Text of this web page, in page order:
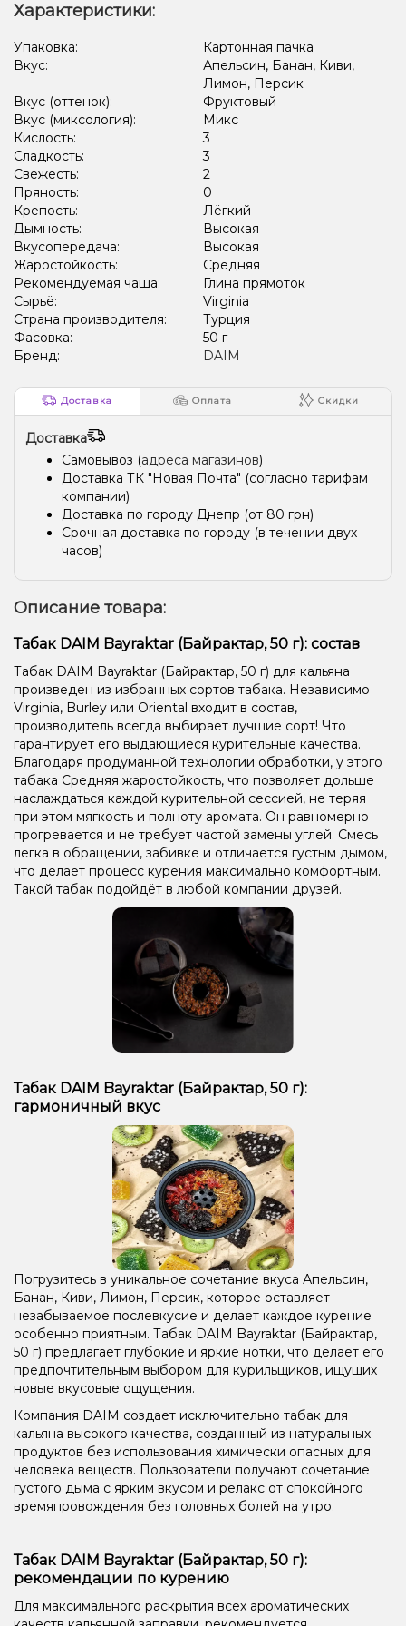
Банан, Клубника Конфеты, Мультифрукт
Мультифрукт, Ягоды Земляника, Малина, Черника/Голубика
Арбуз, Лёд/Холодок, Ягоды Кактус, Лайм, Персик
Питайя/Драконий фрукт Персик, Пряности/Специи
Лайм, Персик, Пряности/Специи
Лёд/Холодок, Маракуйя Лёд/Холодок
Пирог/Кондитерка, Шоколад Апельсин, Арбуз, Лёд/Холодок
Арбуз, Клубника, Лимон, Мята, Персик
Арбуз, Маракуйя, Мята, Персик Ананас, Банан, Лёд/Холодок
Вишня/Черешня, Лёд/Холодок Лимон, Чизкейк
Лёд/Холодок, Шоколад Кола, Лёд/Холодок
Сливки/Крем, Молоко Апельсин, Сливки/Крем
Кола, Конфеты
Слива, Лёд/Холодок Мандарин, Ягоды Мороженое
Лёд/Холодок, Мультифрукт
Лёд/Холодок, Слива Лёд/Холодок, Манго
Ананас, Манго, Мята
Жвачка (фруктовая) Дыня, Мороженое
Жвачка (фруктовая), Клубника, Малина, Мята
Лёд/Холодок, Ягоды Кола, Мята, Роза Арбуз, Манго, Персик
Виноград, Энергетик Виноград, Лёд/Холодок, Ягоды
Груша/Дюшес Клубника, Мороженое Лимонад
Виноград, Клубника Лёд/Холодок, Персик, Чай
Характеристики:
Упаковка:
Картонная пачка
Вкус:
Апельсин, Банан, Киви,
Лимон, Персик
Вкус (оттенок):
Фруктовый
Вкус (миксология):
Микс
Кислость:
3
Сладкость:
3
Свежесть:
2
Пряность:
0
Крепость:
Лёгкий
Дымность:
Высокая
Вкусопередача:
Высокая
Жаростойкость:
Средняя
Рекомендуемая чаша:
Глина прямоток
Сырьё:
Virginia
Страна производителя:
Турция
Фасовка:
50 г
Бренд:
DAIM
Доставка Оплата Скидки
Доставка
Самовывоз (адреса магазинов)
Доставка ТК "Новая Почта" (согласно тарифам
компании)
Доставка по городу Днепр (от 80 грн)
Срочная доставка по городу (в течении двух
часов)
Описание товара:
Табак DAIM Bayraktar (Байрактар, 50 г): состав
Табак DAIM Bayraktar (Байрактар, 50 г) для кальяна
произведен из избранных сортов табака. Независимо
Virginia, Burley или Oriental входит в состав,
производитель всегда выбирает лучшие сорт! Что
гарантирует его выдающиеся курительные качества.
Благодаря продуманной технологии обработки, у этого
табака Средняя жаростойкость, что позволяет дольше
наслаждаться каждой курительной сессией, не теряя
при этом мягкость и полноту аромата. Он равномерно
прогревается и не требует частой замены углей. Смесь
легка в обращении, забивке и отличается густым дымом,
что делает процесс курения максимально комфортным.
Такой табак подойдёт в любой компании друзей.
Табак DAIM Bayraktar (Байрактар, 50 г):
гармоничный вкус
Погрузитесь в уникальное сочетание вкуса Апельсин,
Банан, Киви, Лимон, Персик, которое оставляет
незабываемое послевкусие и делает каждое курение
особенно приятным. Табак DAIM Bayraktar (Байрактар,
50 г) предлагает глубокие и яркие нотки, что делает его
предпочтительным выбором для курильщиков, ищущих
новые вкусовые ощущения.
Компания DAIM создает исключительно табак для
кальяна высокого качества, созданный из натуральных
продуктов без использования химически опасных для
человека веществ. Пользователи получают сочетание
густого дыма с ярким вкусом и релакс от спокойного
времяпровождения без головных болей на утро.
Табак DAIM Bayraktar (Байрактар, 50 г):
рекомендации по курению
Для максимального раскрытия всех ароматических